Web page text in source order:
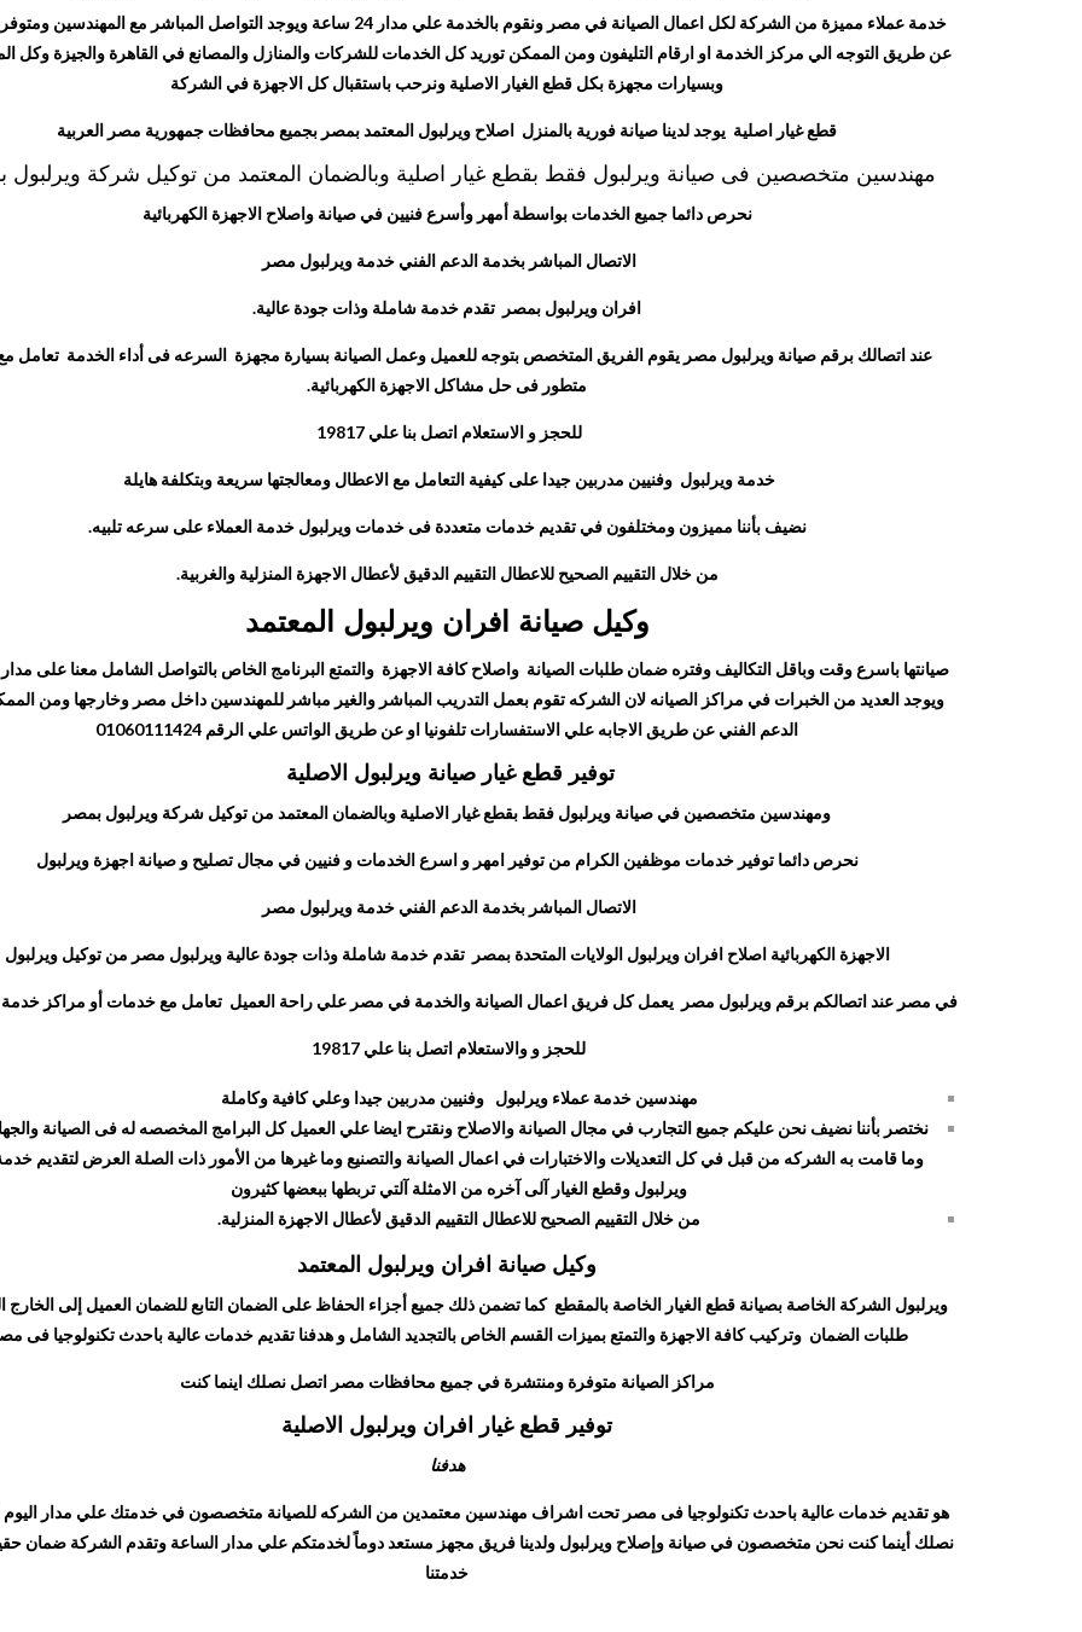
خدمة عملاء مميزة من الشركة لكل اعمال الصيانة في مصر ونقوم بالخدمة علي مدار 24 ساعة ويوجد التواصل المباشر مع
عن طريق التوجه الي مركز الخدمة او ارقام التليفون ومن الممكن توريد كل الخدمات للشركات والمنازل والمصانع في القاهرة والجيزة وكل
وبسيارات مجهزة بكل قطع الغيار الاصلية ونرحب باستقبال كل الاجهزة في الشركة
قطع غيار اصلية يوجد لدينا صيانة فورية بالمنزل اصلاح ويرلبول المعتمد بمصر بجميع محافظات جمهورية مصر العربية
مهندسين متخصصين فى صيانة ويرلبول فقط بقطع غيار اصلية وبالضمان المعتمد من توكيل شركة ويرلبول
نحرص دائما جميع الخدمات بواسطة أمهر وأسرع فنيين في صيانة واصلاح الاجهزة الكهربائية
الاتصال المباشر بخدمة الدعم الفني خدمة ويرلبول مصر
افران ويرلبول بمصر تقدم خدمة شاملة وذات جودة عالية.
عند اتصالك برقم صيانة ويرلبول مصر يقوم الفريق المتخصص بتوجه للعميل وعمل الصيانة بسيارة مجهزة السرعه فى أداء الخدمة تعامل
متطور فى حل مشاكل الاجهزة الكهربائية.
للحجز و الاستعلام اتصل بنا علي 19817
خدمة ويرلبول وفنيين مدربين جيدا على كيفية التعامل مع الاعطال ومعالجتها سريعة وبتكلفة هايلة
نضيف بأننا مميزون ومختلفون في تقديم خدمات متعددة فى خدمات ويرلبول خدمة العملاء على سرعه تلبيه.
من خلال التقييم الصحيح للاعطال التقييم الدقيق لأعطال الاجهزة المنزلية والغربية.
وكيل صيانة افران ويرلبول المعتمد
صيانتها باسرع وقت وباقل التكاليف وفتره ضمان طلبات الصيانة واصلاح كافة الاجهزة والتمتع البرنامج الخاص بالتواصل الشامل معنا على مدار
ويوجد العديد من الخبرات في مراكز الصيانه لان الشركه تقوم بعمل التدريب المباشر والغير مباشر للمهندسين داخل مصر وخارجها ومن
الدعم الفني عن طريق الاجابه علي الاستفسارات تلفونيا او عن طريق الواتس علي الرقم 01060111424
توفير قطع غيار صيانة ويرلبول الاصلية
ومهندسين متخصصين في صيانة ويرلبول فقط بقطع غيار الاصلية وبالضمان المعتمد من توكيل شركة ويرلبول بمصر
نحرص دائما توفير خدمات موظفين الكرام من توفير امهر و اسرع الخدمات و فنيين في مجال تصليح و صيانة اجهزة ويرلبول
الاتصال المباشر بخدمة الدعم الفني خدمة ويرلبول مصر
الاجهزة الكهربائية اصلاح افران ويرلبول الولايات المتحدة بمصر تقدم خدمة شاملة وذات جودة عالية ويرلبول مصر من توكيل ويرلبول
في مصر عند اتصالكم برقم ويرلبول مصر يعمل كل فريق اعمال الصيانة والخدمة في مصر علي راحة العميل تعامل مع خدمات أو مراكز خدمة
للحجز و والاستعلام اتصل بنا علي 19817
مهندسين خدمة عملاء ويرلبول وفنيين مدربين جيدا وعلي كافية وكاملة
نختصر بأننا نضيف نحن عليكم جميع التجارب في مجال الصيانة والاصلاح ونقترح ايضا علي العميل كل البرامج المخصصه له فى الصيانة
وما قامت به الشركه من قبل في كل التعديلات والاختبارات في اعمال الصيانة والتصنيع وما غيرها من الأمور ذات الصلة العرض لتقديم
ويرلبول وقطع الغيار آلى آخره من الامثلة آلتي تربطها ببعضها كثيرون
من خلال التقييم الصحيح للاعطال التقييم الدقيق لأعطال الاجهزة المنزلية.
وكيل صيانة افران ويرلبول المعتمد
ويرلبول الشركة الخاصة بصيانة قطع الغيار الخاصة بالمقطع كما تضمن ذلك جميع أجزاء الحفاظ على الضمان التابع للضمان العميل إلى
طلبات الضمان وتركيب كافة الاجهزة والتمتع بميزات القسم الخاص بالتجديد الشامل و هدفنا تقديم خدمات عالية باحدث تكنولوجيا فى
مراكز الصيانة متوفرة ومنتشرة في جميع محافظات مصر اتصل نصلك اينما كنت
توفير قطع غيار افران ويرلبول الاصلية
هدفنا
هو تقديم خدمات عالية باحدث تكنولوجيا فى مصر تحت اشراف مهندسين معتمدين من الشركه للصيانة متخصصون في خدمتك علي مدار اليوم
نصلك أينما كنت نحن متخصصون في صيانة وإصلاح ويرلبول ولدينا فريق مجهز مستعد دوماً لخدمتكم علي مدار الساعة وتقدم الشركة ضمان
خدمتنا